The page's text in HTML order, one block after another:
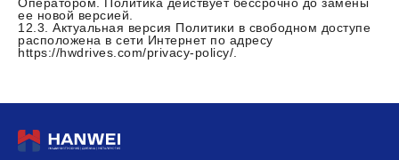
ее новой версией.
12.3. Актуальная версия Политики в свободном доступе
расположена в сети Интернет по адресу
https://hwdrives.com/privacy-policy/.